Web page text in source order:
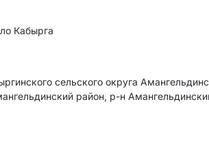
Кабырга
сельского округа
район, р-н